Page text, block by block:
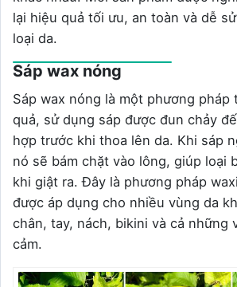
lại hiệu quả tối ưu, an toàn và dễ
loại da.
Sáp wax nóng
Sáp wax nóng là một phương pháp
quả, sử dụng sáp được đun chảy
hợp trước khi thoa lên da. Khi sáp
nó sẽ bám chặt vào lông, giúp loại
khi giật ra. Đây là phương pháp
được áp dụng cho nhiều vùng da
chân, tay, nách, bikini và cả những
cảm.